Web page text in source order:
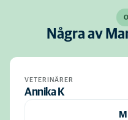
Några av
VETERINÄRER
Annika K